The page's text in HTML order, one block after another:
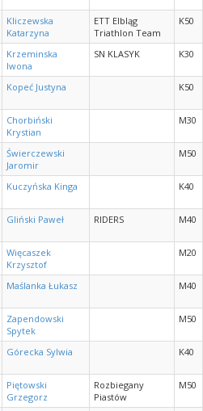
Kliczewska
Katarzyna
ETT Elbląg
Triathlon Team
K50
Krzeminska
Iwona
SN KLASYK K30
Kopeć Justyna K50
Chorbiński
Krystian
M30
Świerczewski
Jaromir
M50
Kuczyńska Kinga K40
Gliński Paweł RIDERS M40
Więcaszek
Krzysztof
M20
Maślanka Łukasz M40
Zapendowski
Spytek
M50
Górecka Sylwia K40
Piętowski
Grzegorz
Rozbiegany
Piastów
M50